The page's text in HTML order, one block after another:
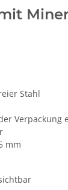
Stahl
Verpackung
mm